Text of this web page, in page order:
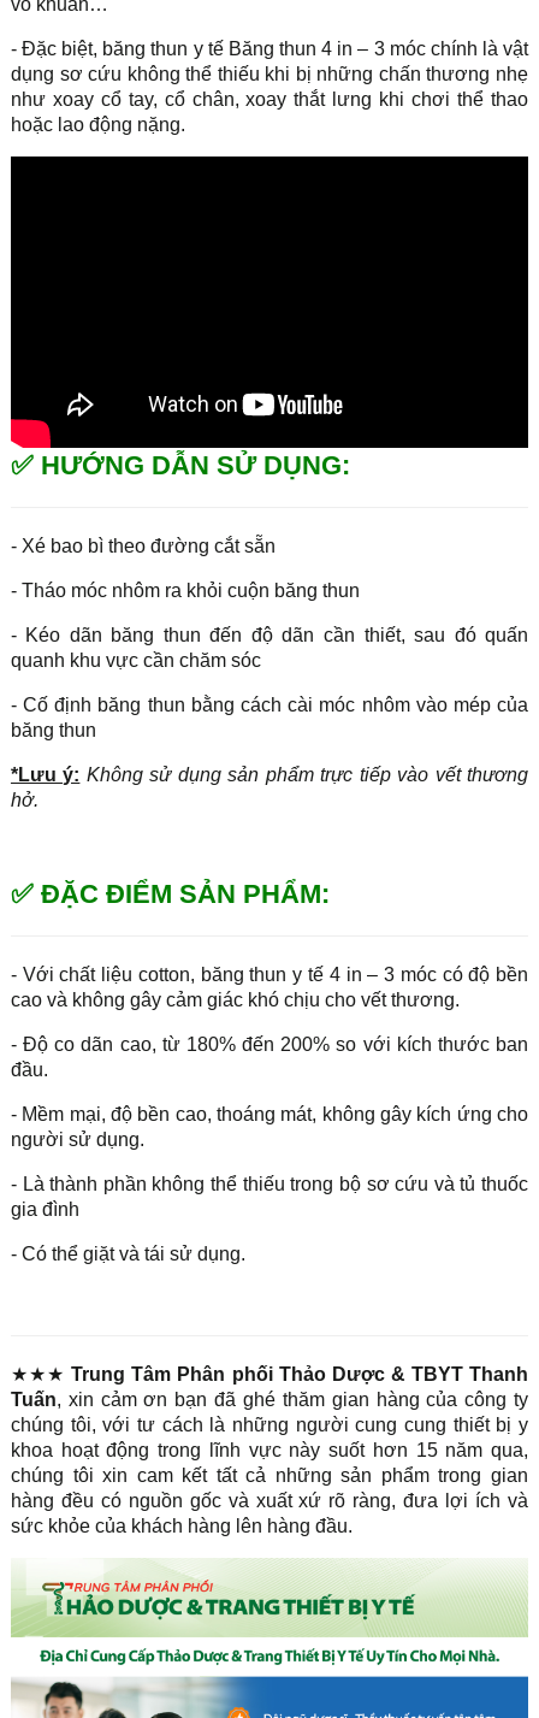
- Đặc biệt, băng thun y tế Băng thun 4 in – 3 móc chính là vật
dụng sơ cứu không thể thiếu khi bị những chấn thương nhẹ
như xoay cổ tay, cổ chân, xoay thắt lưng khi chơi thể thao
hoặc lao động nặng.
✅ HƯỚNG DẪN SỬ DỤNG:
- Xé bao bì theo đường cắt sẵn
- Tháo móc nhôm ra khỏi cuộn băng thun
- Kéo dãn băng thun đến độ dãn cần thiết, sau đó quấn
quanh khu vực cần chăm sóc
- Cố định băng thun bằng cách cài móc nhôm vào mép của
băng thun
*Lưu ý: Không sử dụng sản phẩm trực tiếp vào vết thương
hở.
✅ ĐẶC ĐIỂM SẢN PHẨM:
- Với chất liệu cotton, băng thun y tế 4 in – 3 móc có độ bền
cao và không gây cảm giác khó chịu cho vết thương.
- Độ co dãn cao, từ 180% đến 200% so với kích thước ban
đầu.
- Mềm mại, độ bền cao, thoáng mát, không gây kích ứng cho
người sử dụng.
- Là thành phần không thể thiếu trong bộ sơ cứu và tủ thuốc
gia đình
- Có thể giặt và tái sử dụng.
★★★Trung Tâm Phân phối Thảo Dược & TBYT Thanh
Tuấn, xin cảm ơn bạn đã ghé thăm gian hàng của công ty
chúng tôi, với tư cách là những người cung cung thiết bị y
khoa hoạt động trong lĩnh vực này suốt hơn 15 năm qua,
chúng tôi xin cam kết tất cả những sản phẩm trong gian
hàng đều có nguồn gốc và xuất xứ rõ ràng, đưa lợi ích và
sức khỏe của khách hàng lên hàng đầu.